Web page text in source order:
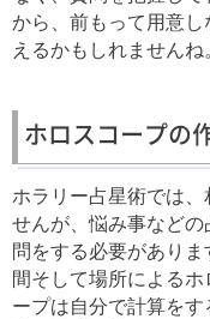
から、前もって用意
えるかもしれませんね
ホロスコープの
ホラリー占星術では
せんが、悩み事など
問をする必要があり
間そして場所による
ープは自分で計算を